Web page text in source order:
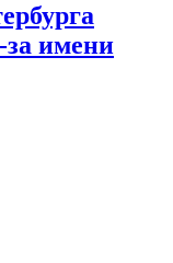
за имени